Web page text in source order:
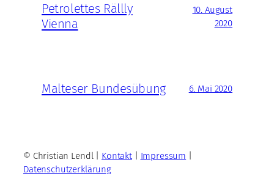
Petrolettes Rällly
Vienna
10. August
2020
Malteser Bundesübung 6. Mai 2020
© Christian Lendl | Kontakt| Impressum
Datenschutzerklärung